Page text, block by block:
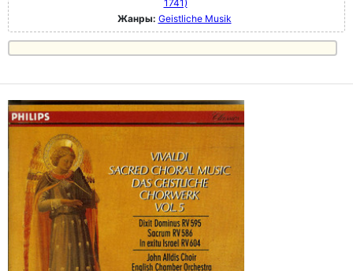
1741)
Жанры: Geistliche Musik